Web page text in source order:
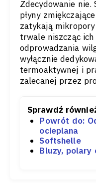
Zdecydowanie
płyny
zatykają
trwale niszcząc
odprowadzania
wyłącznie
termoaktywnej i
zalecanej przez
Sprawdź
Powrót do:
ocieplana
Softshelle
Bluzy, polary